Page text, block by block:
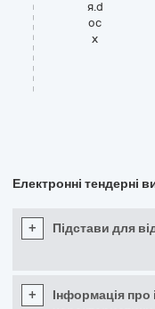
я.d
oc
x
Електронні тендерні
+ Підстави для
+
Інформація про